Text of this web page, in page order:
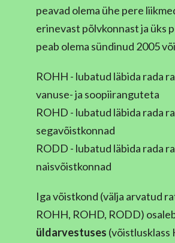
peavad olema ühe pere
erinevast põlvkonnast ja üks
peab olema sündinud 2005
ROHH - lubatud läbida rada
vanuse- ja soopiiranguteta
ROHD - lubatud läbida rada
segavõistkonnad
RODD - lubatud läbida rada
naisvõistkonnad
Iga võistkond (välja arvatud
ROHH, ROHD, RODD)
üldarvestuses (võistlusklass